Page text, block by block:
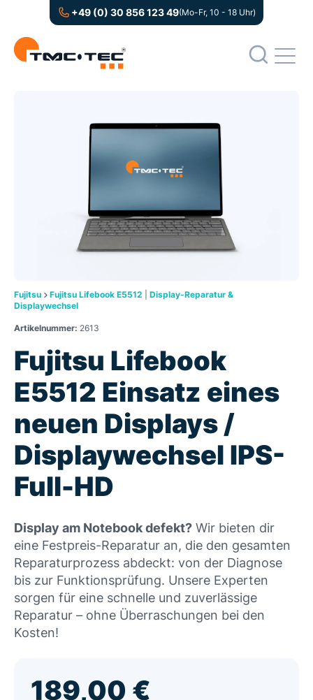
+49 (0) 30 856 123 49(Mo-Fr, 10 - 18 Uhr)
Fujitsu Fujitsu Lifebook E5512
Display-Reparatur &
Displaywechsel
Artikelnummer: 2613
Fujitsu Lifebook
E5512 Einsatz eines
neuen Displays /
Displaywechsel IPS-
Full-HD
Display am Notebook defekt? Wir bieten dir
eine Festpreis-Reparatur an, die den gesamten
Reparaturprozess abdeckt: von der Diagnose
bis zur Funktionsprüfung. Unsere Experten
sorgen für eine schnelle und zuverlässige
Reparatur – ohne Überraschungen bei den
Kosten!
189,00 €